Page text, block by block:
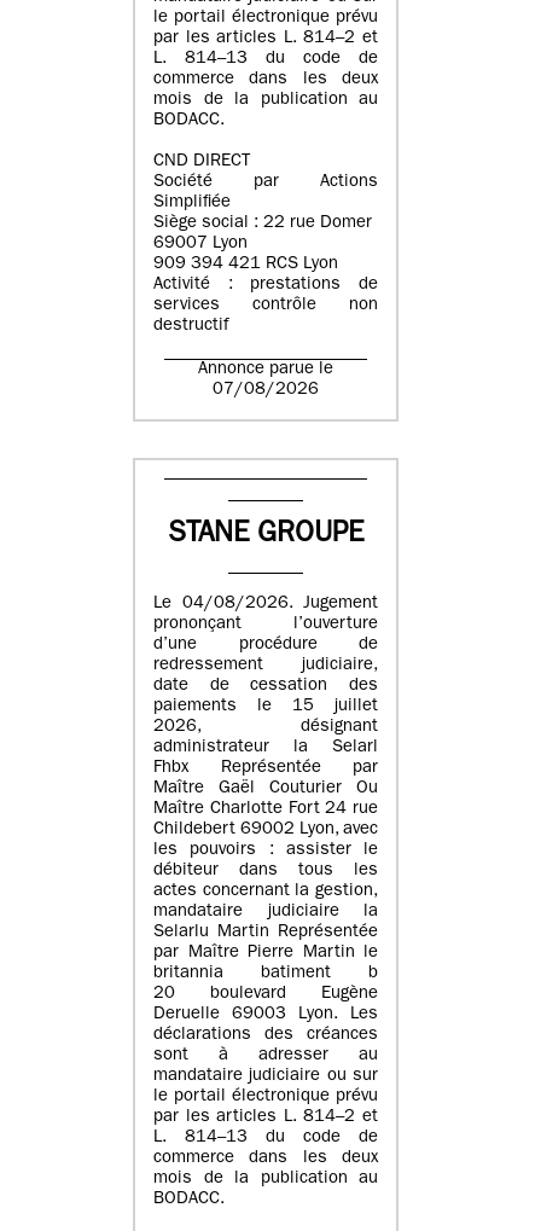
le portail électronique prévu
par les articles L. 814–2 et
L. 814–13 du code de
commerce dans les deux
mois de la publication au
BODACC.
CND DIRECT
Société par Actions
Simplifiée
Siège social : 22 rue Domer
69007 Lyon
909 394 421 RCS Lyon
Activité : prestations de
services contrôle non
destructif
Annonce parue le
07/08/2026
STANE GROUPE
Le 04/08/2026. Jugement
prononçant l’ouverture
d’une procédure de
redressement judiciaire,
date de cessation des
paiements le 15 juillet
2026, désignant
administrateur la Selarl
Fhbx Représentée par
Maître Gaël Couturier Ou
Maître Charlotte Fort 24 rue
Childebert 69002 Lyon, avec
les pouvoirs : assister le
débiteur dans tous les
actes concernant la gestion,
mandataire judiciaire la
Selarlu Martin Représentée
par Maître Pierre Martin le
britannia batiment b
20 boulevard Eugène
Deruelle 69003 Lyon. Les
déclarations des créances
sont à adresser au
mandataire judiciaire ou sur
le portail électronique prévu
par les articles L. 814–2 et
L. 814–13 du code de
commerce dans les deux
mois de la publication au
BODACC.